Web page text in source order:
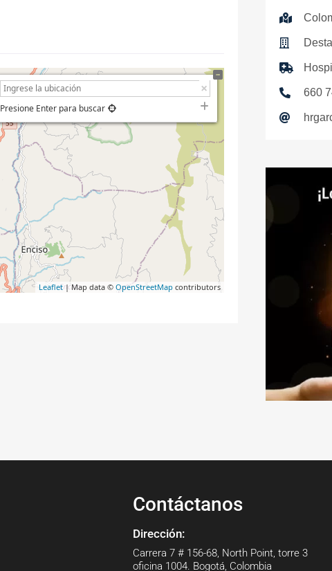
Presione Enter para buscar
Leaflet| Map data © OpenStreetMap contributors
660
Contáctanos
Dirección:
Carrera 7 # 156-68, North Point, torre 3
oficina 1004. Bogotá, Colombia